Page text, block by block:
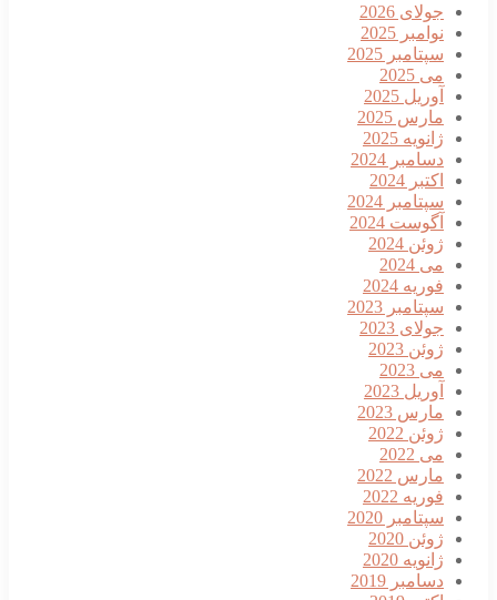
2026
2025
2025
2025
2025
2025
2024
2024
2024
2024
2024
2024
2023
2023
2023
2023
2023
2022
2022
2022
2020
2020
2020
2019